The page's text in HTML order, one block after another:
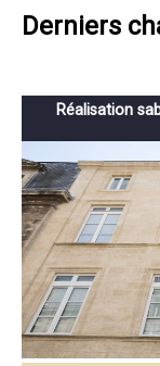
Derniers
Réalisation